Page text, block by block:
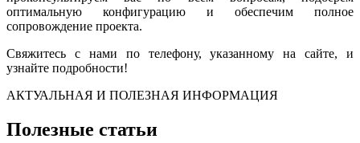
оптимальную конфигурацию и обеспечим полное
сопровождение проекта.
Свяжитесь с нами по телефону, указанному на сайте, и
узнайте подробности!
АКТУАЛЬНАЯ И ПОЛЕЗНАЯ ИНФОРМАЦИЯ
Полезные статьи